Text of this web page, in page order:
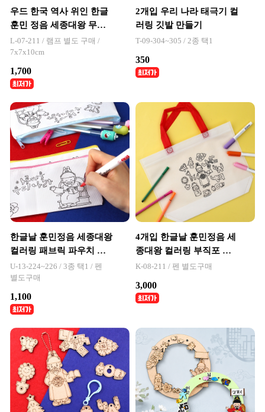
우드 한국 역사 위인 한글
훈민 정음 세종대왕 무드
등램프
L-07-211 / 램프 별도 구매 /
7x7x10cm
1,700
2개입 우리 나라 태극기 컬
러링 깃발 만들기
T-09-304~305 / 2종 택1
350
한글날 훈민정음 세종대왕
컬러링 패브릭 파우치 지
퍼형
U-13-224~226 / 3종 택1 / 펜
별도구매
1,100
4개입 한글날 훈민정음 세
종대왕 컬러링 부직포 가
방 만들기
K-08-211 / 펜 별도구매
3,000